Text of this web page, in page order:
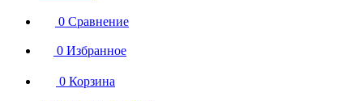
0 Сравнение
0 Избранное
0 Корзина